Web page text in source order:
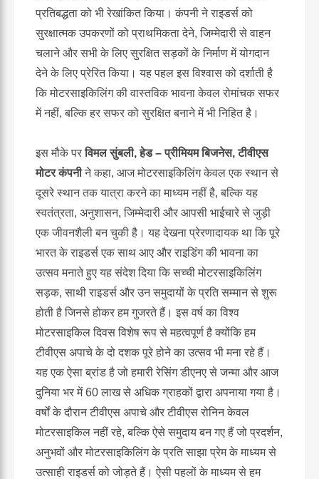
प्रतिबद्धता को भी रेखांकित किया। कंपनी ने राइडर्स को
सुरक्षात्मक उपकरणों को प्राथमिकता देने, जिम्मेदारी से वाहन
चलाने और सभी के लिए सुरक्षित सड़कों के निर्माण में योगदान
देने के लिए प्रेरित किया। यह पहल इस विश्वास को दर्शाती है
कि मोटरसाइकिलिंग की वास्तविक भावना केवल रोमांचक सफर
में नहीं, बल्कि हर सफर को सुरक्षित बनाने में भी निहित है।
इस मौके पर विमल सुंबली, हेड – प्रीमियम बिजनेस, टीवीएस
मोटर कंपनी ने कहा, आज मोटरसाइकिलिंग केवल एक स्थान से
दूसरे स्थान तक यात्रा करने का माध्यम नहीं है, बल्कि यह
स्वतंत्रता, अनुशासन, जिम्मेदारी और आपसी भाईचारे से जुड़ी
एक जीवनशैली बन चुकी है। यह देखना प्रेरणादायक था कि पूरे
भारत के राइडर्स एक साथ आए और राइडिंग की भावना का
उत्सव मनाते हुए यह संदेश दिया कि सच्ची मोटरसाइकिलिंग
सड़क, साथी राइडर्स और उन समुदायों के प्रति सम्मान से शुरू
होती है जिनसे होकर हम गुजरते हैं। इस वर्ष का विश्व
मोटरसाइकिल दिवस विशेष रूप से महत्वपूर्ण है क्योंकि हम
टीवीएस अपाचे के दो दशक पूरे होने का उत्सव भी मना रहे हैं।
यह एक ऐसा ब्रांड है जो हमारी रेसिंग डीएनए से जन्मा और आज
दुनिया भर में 60 लाख से अधिक ग्राहकों द्वारा अपनाया गया है।
वर्षों के दौरान टीवीएस अपाचे और टीवीएस रोनिन केवल
मोटरसाइकिल नहीं रहे, बल्कि ऐसे समुदाय बन गए हैं जो प्रदर्शन,
अनुभवों और मोटरसाइकिलिंग के प्रति साझा प्रेम के माध्यम से
उत्साही राइडर्स को जोड़ते हैं। ऐसी पहलों के माध्यम से हम